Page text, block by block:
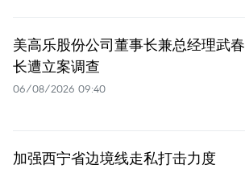
美高乐股份公司董事长兼总经理武春
长遭立案调查
06/08/2026 09:40
加强西宁省边境线走私打击力度